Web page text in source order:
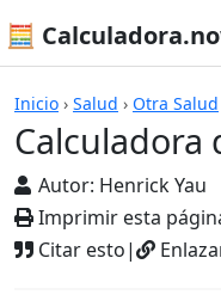
🧮
Inicio › Salud › Otra Salud
Calculadora
Autor: Henrick Yau
Imprimir esta
Citar esto|
Calculadora de